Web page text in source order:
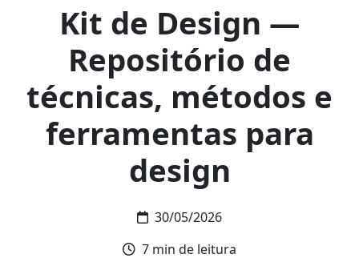
Kit de Design —
Repositório de
técnicas, métodos e
ferramentas para
design
30/05/2026
Tempo de leitura:
7 min de leitura